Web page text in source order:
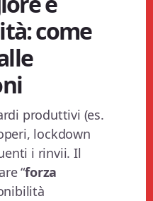
come
produttivi (es.
lockdown
i rinvii. Il
“forza